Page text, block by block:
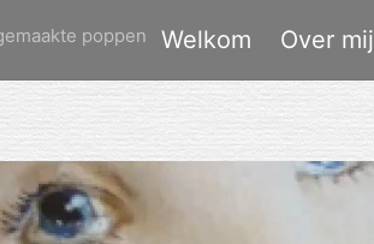
poppen Welkom Over mij